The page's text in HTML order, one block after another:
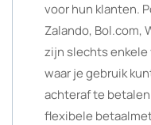
voor hun klanten.
Zalando, Bol.com,
zijn slechts
waar je gebruik
achteraf te
flexibele